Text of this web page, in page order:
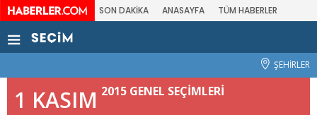
SON DAKİKA ANASAYFA TÜM HABERLER
ŞEHİRLER
1 KASIM 2015 GENEL SEÇİMLERİ